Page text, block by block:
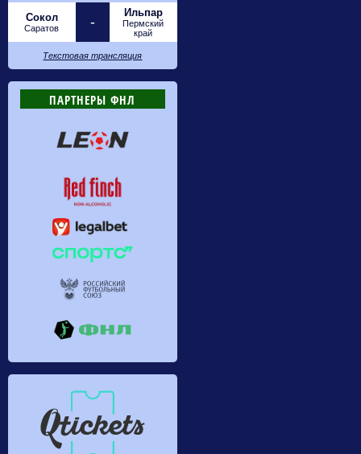
Сокол
Саратов -
Ильпар
Пермский
край
Текстовая трансляция
ПАРТНЕРЫ ФНЛ